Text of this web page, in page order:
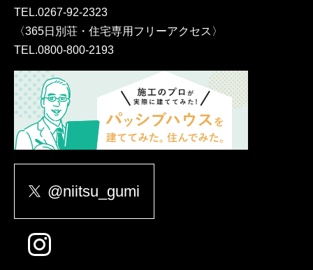
TEL.0267-92-2323
〈365日別荘・住宅専用フリーアクセス〉
TEL.0800-800-2193
@niitsu_gumi